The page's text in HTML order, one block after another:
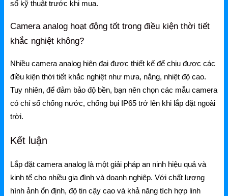
số kỹ thuật trước khi mua.
Camera analog hoạt động tốt trong điều kiện thời tiết
khắc nghiệt không?
Nhiều camera analog hiện đại được thiết kế để chịu được các
điều kiện thời tiết khắc nghiệt như mưa, nắng, nhiệt độ cao.
Tuy nhiên, để đảm bảo độ bền, bạn nên chọn các mẫu camera
có chỉ số chống nước, chống bụi IP65 trở lên khi lắp đặt ngoài
trời.
Kết luận
Lắp đặt camera analog là một giải pháp an ninh hiệu quả và
kinh tế cho nhiều gia đình và doanh nghiệp. Với chất lượng
hình ảnh ổn định, độ tin cậy cao và khả năng tích hợp linh